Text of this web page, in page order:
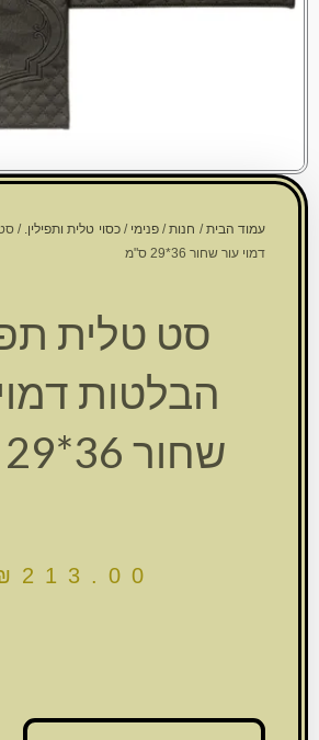
עמוד הבית/ חנות/פנימי /כסוי טלית ותפילין. /
דמוי עור שחור 36*29 ס"מ
סט טלית
הבלטות
שחור 36*29 ס"מ
213.00
כמות